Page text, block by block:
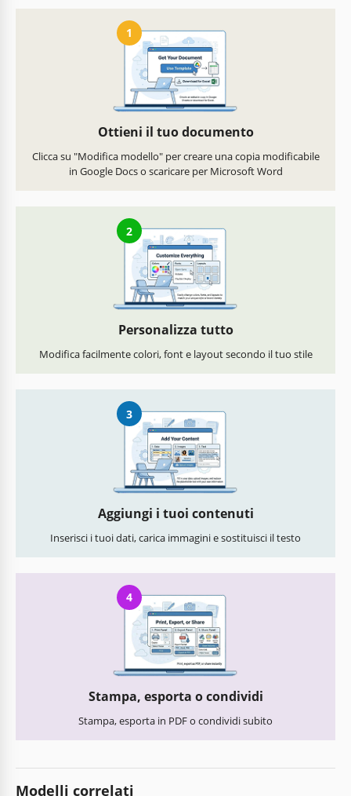
1
Ottieni il tuo documento
Clicca su "Modifica modello" per creare una copia modificabile
in Google Docs o scaricare per Microsoft Word
2
Personalizza tutto
Modifica facilmente colori, font e layout secondo il tuo stile
3
Aggiungi i tuoi contenuti
Inserisci i tuoi dati, carica immagini e sostituisci il testo
4
Stampa, esporta o condividi
Stampa, esporta in PDF o condividi subito
Modelli correlati